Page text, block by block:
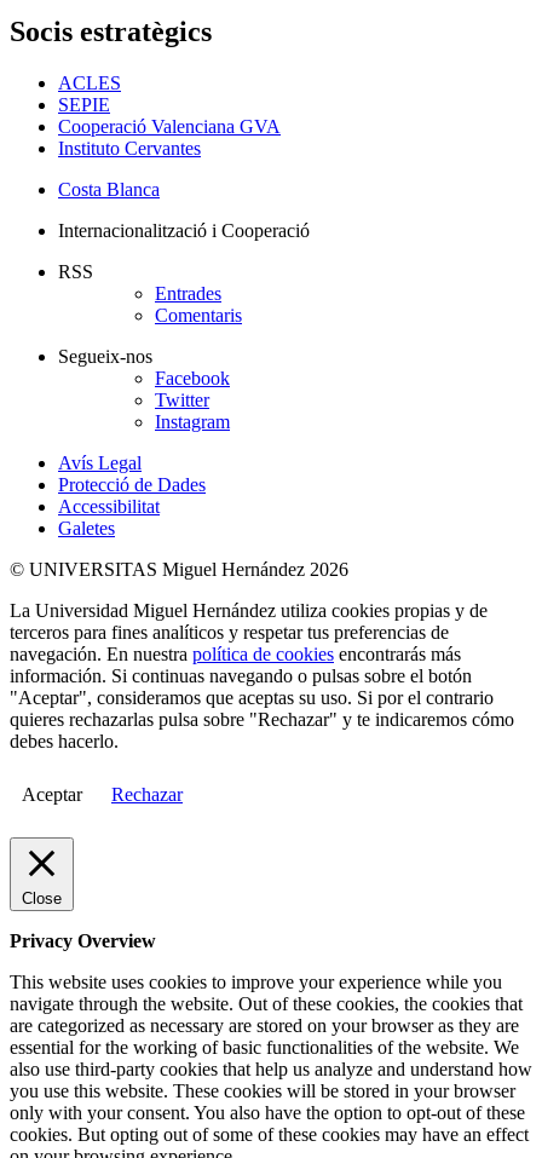
Socis estratègics
ACLES
SEPIE
Cooperació Valenciana GVA
Instituto Cervantes
Costa Blanca
Internacionalització i Cooperació
RSS
Entrades
Comentaris
Segueix-nos
Facebook
Twitter
Instagram
Avís Legal
Protecció de Dades
Accessibilitat
Galetes
© UNIVERSITAS Miguel Hernández 2026
La Universidad Miguel Hernández utiliza cookies propias y de
terceros para fines analíticos y respetar tus preferencias de
navegación. En nuestra política de cookies encontrarás más
información. Si continuas navegando o pulsas sobre el botón
"Aceptar", consideramos que aceptas su uso. Si por el contrario
quieres rechazarlas pulsa sobre "Rechazar" y te indicaremos cómo
debes hacerlo.
Aceptar Rechazar
Close
Privacy Overview
This website uses cookies to improve your experience while you
navigate through the website. Out of these cookies, the cookies that
are categorized as necessary are stored on your browser as they are
essential for the working of basic functionalities of the website. We
also use third-party cookies that help us analyze and understand how
you use this website. These cookies will be stored in your browser
only with your consent. You also have the option to opt-out of these
cookies. But opting out of some of these cookies may have an effect